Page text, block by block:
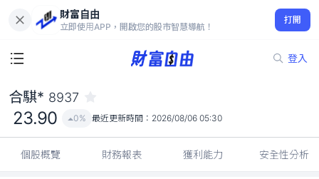
財富自由
立即使用APP，開啟您的股市智慧導航！
打開
登入
23.90
0%
合騏* 8937
23.90 0% 最近更新時間： 2026/08/06 05:30
個股概覽 財務報表 獲利能力 安全性分析